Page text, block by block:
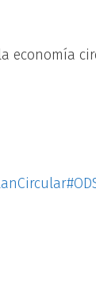
economía